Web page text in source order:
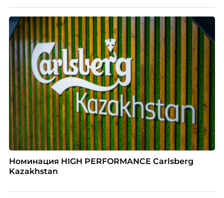
Номинация HIGH PERFORMANCE Carlsberg
Kazakhstan